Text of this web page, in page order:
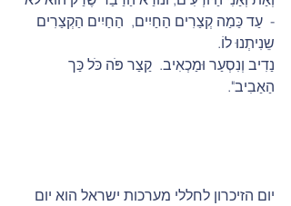
-  עַד כַּמַה קְצַרִים הַחַיִים,  הַחַיִים הַקְצַרִים
שֵנִיתְנוּ לוֹ.
נַדִיב וְנִסְעַר וּמַכְאִיב.  קַצַר פֹּה כֹּל כַּך
הַאַבִיב".
יום הזיכרון לחללי מערכות ישראל הוא יום